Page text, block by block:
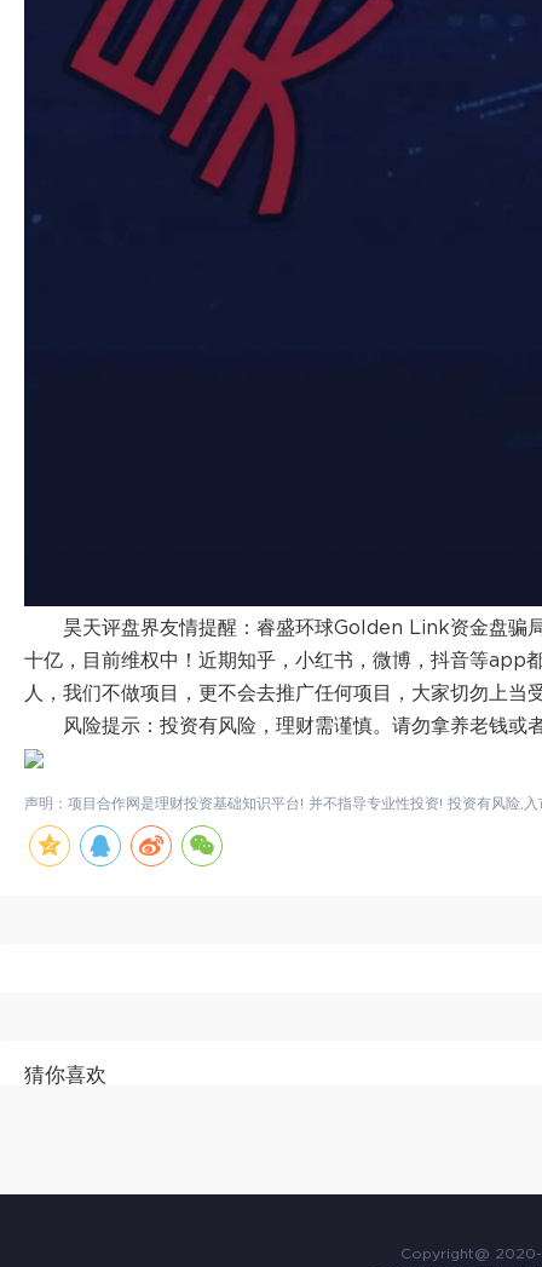
昊天评盘界友情提醒：睿盛环球Golden Link资金盘骗
十亿，目前维权中！近期知乎，小红书，微博，抖音等app
人，我们不做项目，更不会去推广任何项目，大家切勿上当
风险提示：投资有风险，理财需谨慎。请勿拿养老钱或
声明：项目合作网是理财投资基础知识平台! 并不指导专业性投资! 投资有风险,入
猜你喜欢
Copyright@ 2020-